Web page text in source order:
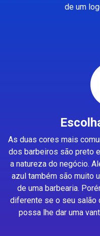
de um
As duas cores mais
dos barbeiros são preto
a natureza do negócio.
azul também são muito
de uma barbearia.
diferente se o seu salão
possa lhe dar uma